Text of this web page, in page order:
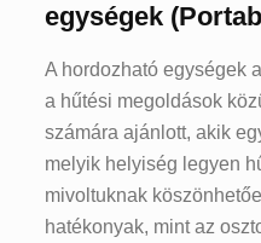
egységek
A hordozható egységek
a hűtési megoldások
számára ajánlott, akik
melyik helyiség legyen
mivoltuknak
hatékonyak, mint az